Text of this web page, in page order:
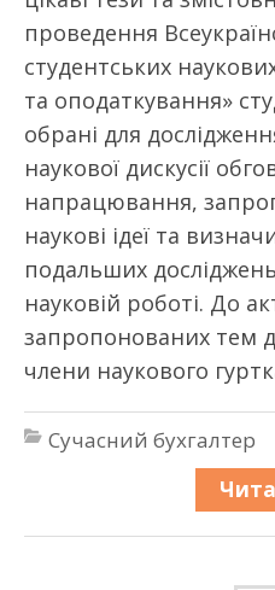
проведення
студентських
та оподаткування»
обрані для
наукової дискусії
напрацювання,
наукові ідеї та
подальших
науковій роботі. До
запропонованих тем
члени наукового
Сучасний бухгалтер